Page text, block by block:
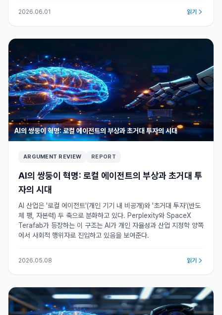
2026.06.01 읽기
AI의 쌍둥이 혁명: 로컬 에이전트의 부상과 초거대 투자의 시대
ARGUMENT REVIEW REPORT
AI의 쌍둥이 혁명: 로컬 에이전트의 부상과 초거대 투
자의 시대
AI 산업은 '로컬 에이전트'(개인 기기 내 비공개)와 '초거대 투자'(반도
체 팽, 자본력) 두 축으로 분화하고 있다. Perplexity와 SpaceX
Terafab가 등장하는 이 구조는 AI가 개인 자율성과 산업 지정학 양쪽
에서 사회적 행위자로 진입하고 있음을 보여준다.
2026.05.08 읽기